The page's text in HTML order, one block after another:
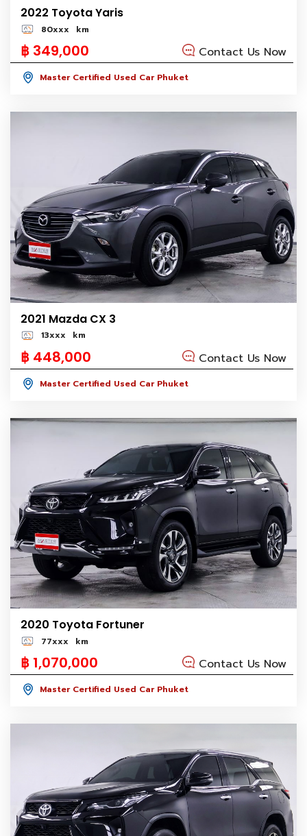
2022 Toyota Yaris
80xxx km
฿ 349,000 Contact Us Now
Master Certified Used Car Phuket
2021 Mazda CX 3
13xxx km
฿ 448,000 Contact Us Now
Master Certified Used Car Phuket
2020 Toyota Fortuner
77xxx km
฿ 1,070,000 Contact Us Now
Master Certified Used Car Phuket